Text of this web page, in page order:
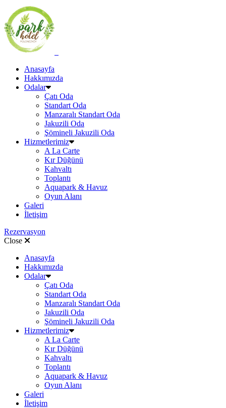
Anasayfa
Hakkımızda
Odalar
Çatı Oda
Standart Oda
Manzaralı Standart Oda
Jakuzili Oda
Şömineli Jakuzili Oda
Hizmetlerimiz
A La Carte
Kır Düğünü
Kahvaltı
Toplantı
Aquapark & Havuz
Oyun Alanı
Galeri
İletişim
Rezervasyon
Close
Anasayfa
Hakkımızda
Odalar
Çatı Oda
Standart Oda
Manzaralı Standart Oda
Jakuzili Oda
Şömineli Jakuzili Oda
Hizmetlerimiz
A La Carte
Kır Düğünü
Kahvaltı
Toplantı
Aquapark & Havuz
Oyun Alanı
Galeri
İletişim